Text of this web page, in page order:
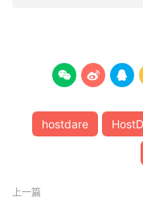
  
hostdare
上一篇